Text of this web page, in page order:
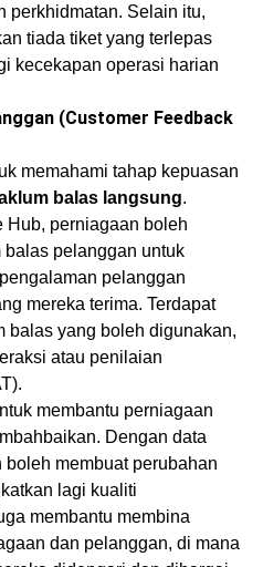
perkhidmatan. Selain itu,
tiada tiket yang terlepas
kecekapan operasi harian
(Customer Feedback
memahami tahap kepuasan
balas langsung.
Hub, perniagaan boleh
pelanggan untuk
pelanggan
mereka terima. Terdapat
balas yang boleh digunakan,
atau penilaian
membantu perniagaan
Dengan data
membuat perubahan
lagi kualiti
membantu membina
dan pelanggan, di mana